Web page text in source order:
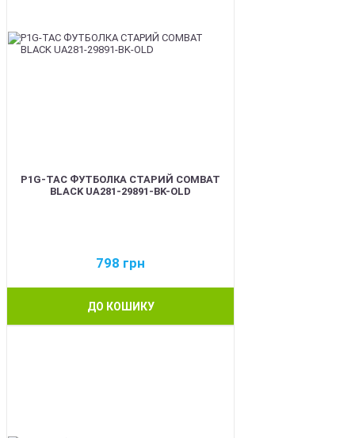
P1G-TAC ФУТБОЛКА СТАРИЙ COMBAT
BLACK UA281-29891-BK-OLD
798 грн
ДО КОШИКУ